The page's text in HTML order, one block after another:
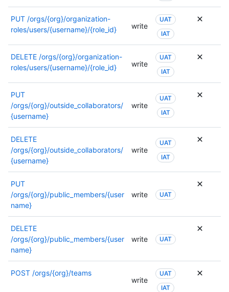
PUT /orgs/{org}/organization-
roles/users/{username}/{role_id}
write
UAT
IAT
DELETE /orgs/{org}/organization-
roles/users/{username}/{role_id}
write
UAT
IAT
PUT
/orgs/{org}/outside_collaborators/
{username}
write
UAT
IAT
DELETE
/orgs/{org}/outside_collaborators/
{username}
write
UAT
IAT
PUT
/orgs/{org}/public_members/{user
name}
write UAT
DELETE
/orgs/{org}/public_members/{user
name}
write UAT
POST /orgs/{org}/teams
write
UAT
IAT